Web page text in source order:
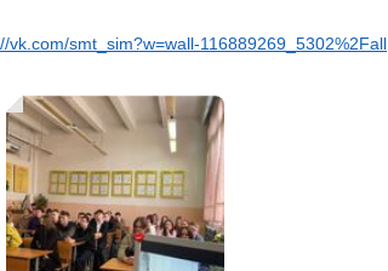
vk.com/smt_sim?w=wall-116889269_5302%2Fall